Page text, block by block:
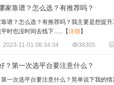
家靠谱？怎么选？有推荐吗？
谱？怎么选？有推荐吗？我主要是想提
时也没时间去线下...... 【详细 】
2023-11-01 08:34:34 38305
？第一次选平台要注意什么？
一次选平台要注意什么？简单说下我的